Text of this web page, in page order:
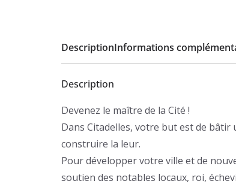
DescriptionInformations
Description
Devenez le maître de la Cité !
Dans Citadelles, votre but est de
construire la leur.
Pour développer votre ville et de
soutien des notables locaux, roi,